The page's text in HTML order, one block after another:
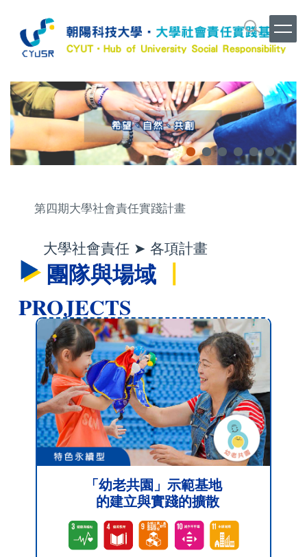
容
區
第四期大學社會責任實踐計畫
大學社會責任 ➤ 各項計畫
團隊與場域
PROJECTS
「幼老共園」示範基地
的建立與實踐的擴散